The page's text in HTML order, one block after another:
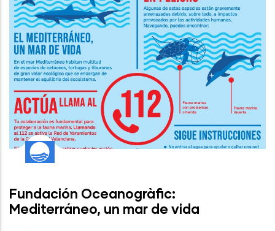
Fundación Oceanogràfic:
Mediterráneo, un mar de vida